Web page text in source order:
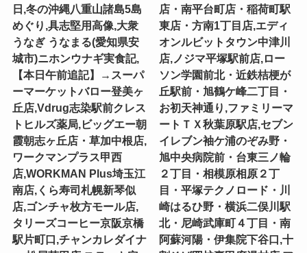
日,冬の沖縄八重山諸島5島
めぐり,具志堅用高像,大衆
うなぎ うなまる(愛知県安
城市)ニホンウナギ実食記,
【本日午前追記】→スーパ
ーマーケットバロー登美ヶ
丘店,Vdrug志染駅前クレス
トヒルズ薬局,ビッグエー朝
霞朝志ヶ丘店・草加中根店,
ワークマンプラス甲西
店,WORKMAN Plus埼玉江
南店,くら寿司札幌新琴似
店,ゴンチャ枚方モール店,
タリーズコーヒー京阪京橋
駅片町口,チャンカレダイナ
店・南平台町店・稲荷町駅
東店・方南1丁目店,エディ
オンルビットタウン中津川
店,ノジマ平塚駅前店,ロー
ソン学園前北・近鉄桔梗が
丘駅前・旭鶴ケ峰二丁目・
お初天神通り,ファミリーマ
ートＴＸ秋葉原駅店,セブン
イレブン袖ケ浦のぞみ野・
旭中央病院前・台東三ノ輪
２丁目・相模原相原２丁
目・平塚テクノロード・川
崎はるひ野・横浜二俣川駅
北・尼崎武庫町４丁目・南
阿蘇河陽・伊集院下谷口,十